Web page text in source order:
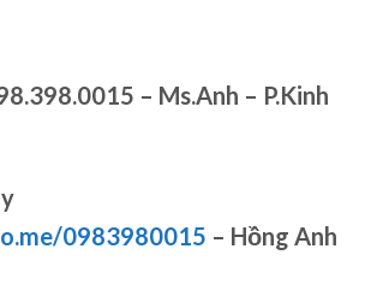
– Ms.Anh – P.Kinh
0983980015 – Hồng Anh